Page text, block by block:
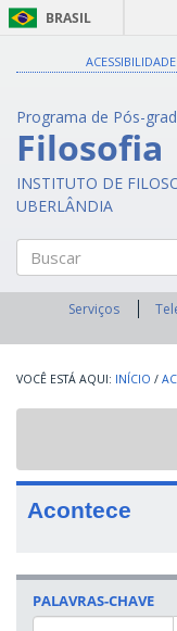
BRASIL
ACESSIBILIDADE
Programa de Pós-
Filosofia
INSTITUTO DE
UBERLÂNDIA
Buscar
Serviços
INÍCIO /
Acontece
PALAVRAS-CHAVE